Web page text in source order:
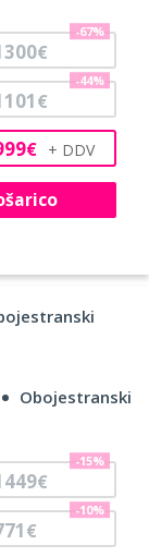
€
€
-44%
€
-67%
Obojestranski
€
-10%
€
-15%